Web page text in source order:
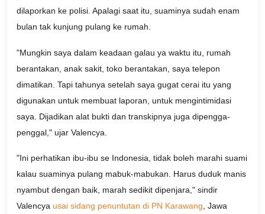
dilaporkan ke polisi. Apalagi saat itu, suaminya sudah enam
bulan tak kunjung pulang ke rumah.
"Mungkin saya dalam keadaan galau ya waktu itu, rumah
berantakan, anak sakit, toko berantakan, saya telepon
dimatikan. Tapi tahunya setelah saya gugat cerai itu yang
digunakan untuk membuat laporan, untuk mengintimidasi
saya. Dijadikan alat bukti dan transkipnya juga dipengga-
penggal," ujar Valencya.
"Ini perhatikan ibu-ibu se Indonesia, tidak boleh marahi suami
kalau suaminya pulang mabuk-mabukan. Harus duduk manis
nyambut dengan baik, marah sedikit dipenjara," sindir
Valencya usai sidang penuntutan di PN Karawang, Jawa